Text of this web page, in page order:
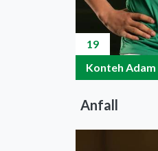
19
Konteh Adam
Anfall